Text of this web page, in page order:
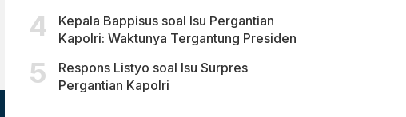
Kepala Bappisus soal Isu Pergantian
Kapolri: Waktunya Tergantung Presiden
Respons Listyo soal Isu Surpres
Pergantian Kapolri